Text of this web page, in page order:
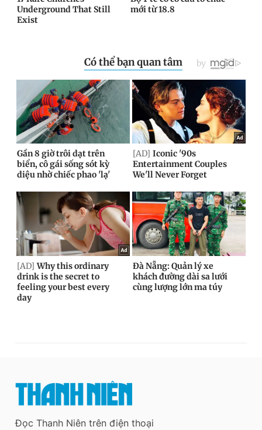
Đọc Thanh Niên trên điện thoại